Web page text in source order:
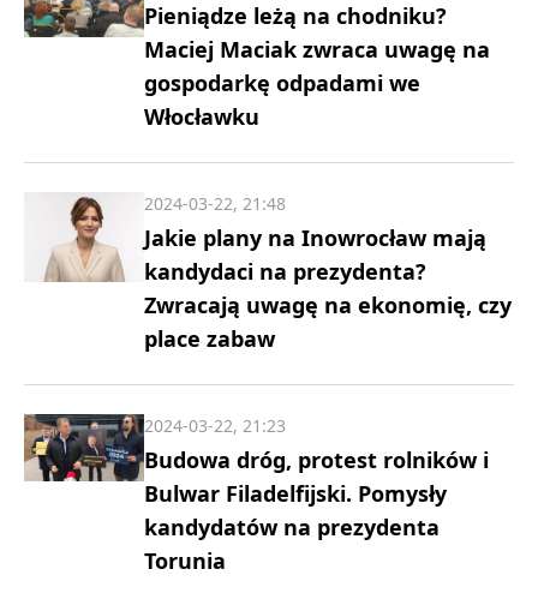
Pieniądze leżą na chodniku?
Maciej Maciak zwraca uwagę na
gospodarkę odpadami we
Włocławku
Jakie plany na Inowrocław mają
kandydaci na prezydenta?
Zwracają uwagę na ekonomię, czy
place zabaw
2024-03-22, 21:48
Budowa dróg, protest rolników i
Bulwar Filadelfijski. Pomysły
kandydatów na prezydenta
Torunia
2024-03-22, 21:23